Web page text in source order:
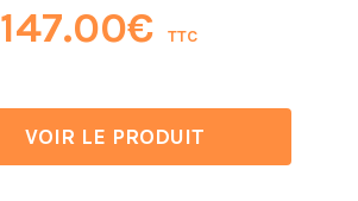
147.00€ TTC
VOIR LE PRODUIT